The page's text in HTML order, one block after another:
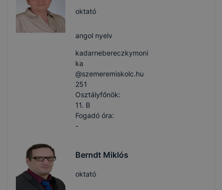
oktató
angol nyelv
kadarnebereczkymoni
ka​
@szemeremiskolc.hu
251
Osztályfőnök:
11. B
Fogadó óra:
-
Berndt Miklós
oktató